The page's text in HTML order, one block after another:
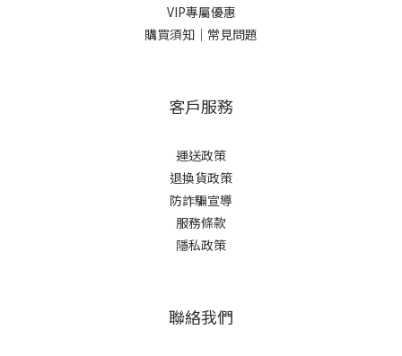
VIP專屬優惠
購買須知｜常見問題
客戶服務
運送政策
退換貨政策
防詐騙宣導
服務條款
隱私政策
聯絡我們